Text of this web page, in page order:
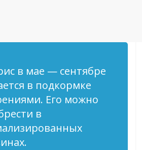
в мае — сентябре
в подкормке
Его можно
в